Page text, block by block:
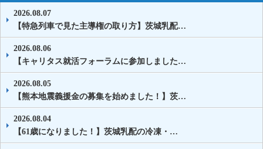
2026.08.07
【特急列車で見た主導権の取り方】茨城乳配…
2026.08.06
【キャリタス就活フォーラムに参加しました…
2026.08.05
【熊本地震義援金の募集を始めました！】茨…
2026.08.04
【61歳になりました！】茨城乳配の冷凍・…